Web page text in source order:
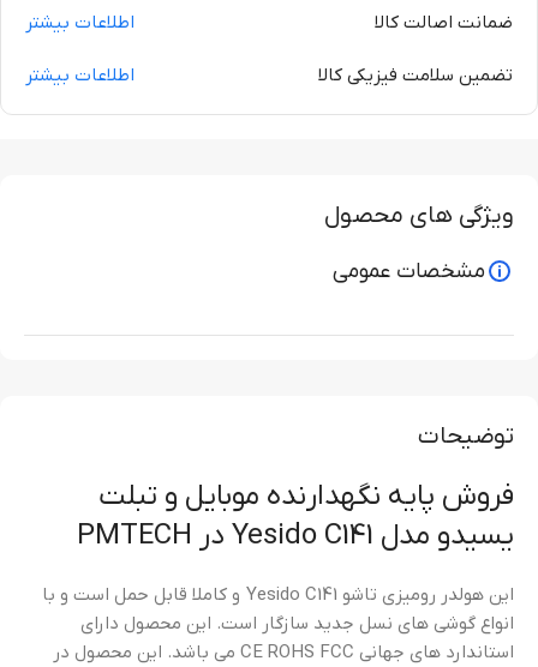
ضمانت اصالت کالا اطلاعات بیشتر
تضمین سلامت فیزیکی کالا اطلاعات بیشتر
توضیحات
فروش پایه نگهدارنده موبایل و تبلت
یسیدو مدل Yesido C141 در PMTECH
این هولدر رومیزی تاشو Yesido C141 و کاملا قابل حمل است و با
انواع گوشی های نسل جدید سازگار است. این محصول دارای
استاندارد های جهانی CE ROHS FCC می باشد. این محصول در
ویژگی های محصول
مشخصات عمومی